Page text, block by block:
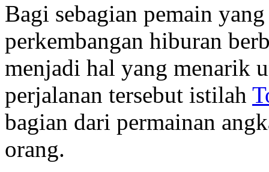
Bagi sebagian pemain
perkembangan hiburan
menjadi hal yang menarik
perjalanan tersebut istilah
bagian dari permainan
orang.